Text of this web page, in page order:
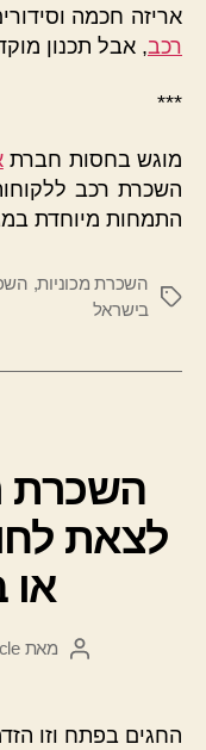
אריזה חכמה
רכב, אבל תכנון
***
מוגש בחסות חברת
השכרת רכב
התמחות מיוחדת
תגיות
השכרת מכוניות,
בישראל
השכרת
לצאת
או
המחבר
מאת
החגים בפתח וזו